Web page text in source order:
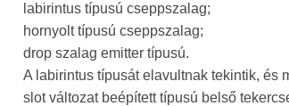
labirintus típusú cseppszalag;
hornyolt típusú cseppszalag;
drop szalag emitter típusú.
A labirintus típusát elavultnak tekintik, és
slot változat beépített típusú belső